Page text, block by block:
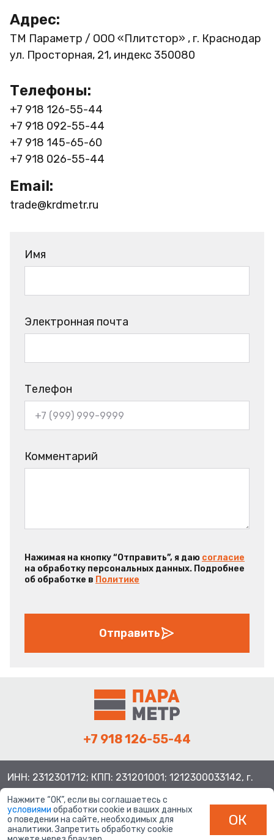
Адрес:
ТМ Параметр / ООО «Плитстор» , г. Краснодар
ул. Просторная, 21, индекс 350080
Телефоны:
+7 918 126-55-44
+7 918 092-55-44
+7 918 145-65-60
+7 918 026-55-44
Email:
trade@krdmetr.ru
Имя
Электронная почта
Телефон
Комментарий
Нажимая на кнопку “Отправить”, я даю согласие
на обработку персональных данных. Подробнее
об обработке в Политике
Отправить
+7 918 126-55-44
ИНН: 2312301712; КПП: 231201001; 1212300033142, г.
Нажмите “ОК”, если вы соглашаетесь с
условиями обработки cookie и ваших данных
о поведении на сайте, необходимых для
аналитики. Запретить обработку cookie
ОК